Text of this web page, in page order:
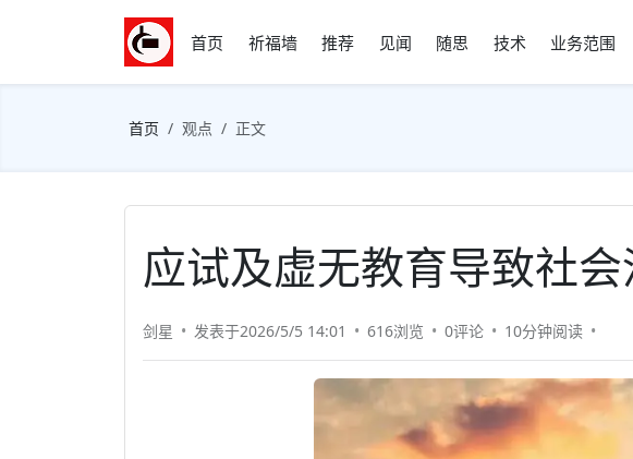
首页 祈福墙 推荐 见闻 随思 技术 业务范围
首页 观点 正文
应试及虚无教育导致社
剑星 发表于2026/5/5 14:01 616浏览 0评论 10分钟阅读